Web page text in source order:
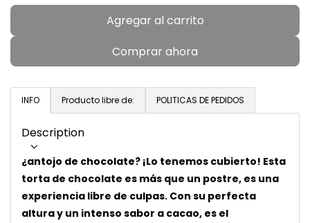
a
r
Agregar al carrito
c
a
r
a
n
.
.
.
Comprar ahora
INFO Producto libre de: POLITICAS DE PEDIDOS
Description
¿antojo de chocolate? ¡Lo tenemos cubierto! Esta
torta de chocolate es más que un postre, es una
experiencia libre de culpas. Con su perfecta
altura y un intenso sabor a cacao, es el